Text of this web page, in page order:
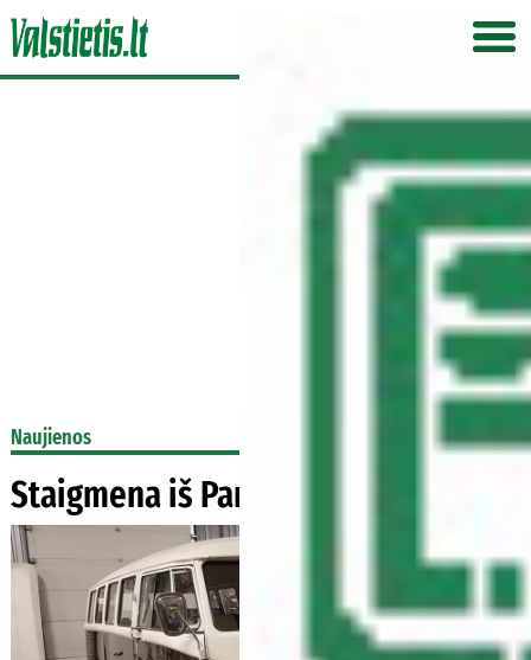
Naujienos
Staigmena iš Panevėžio